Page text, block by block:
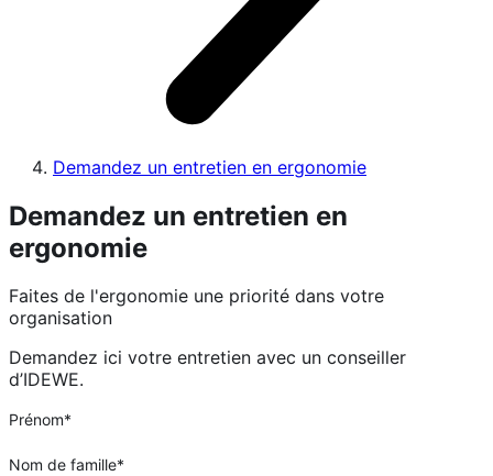
Demandez un entretien en ergonomie
Demandez un entretien en
ergonomie
Faites de l'ergonomie une priorité dans votre
organisation
Demandez ici votre entretien avec un conseiller
d’IDEWE.
Prénom*
Nom de famille*